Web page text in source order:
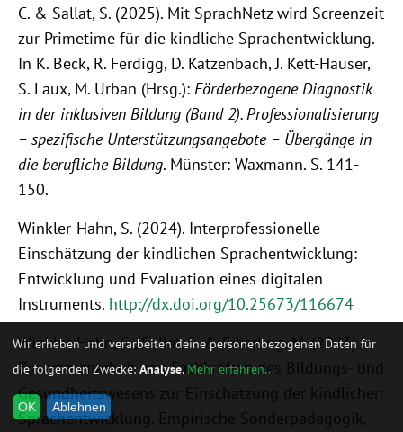
C. & Sallat, S. (2025). Mit SprachNetz wird Screenzeit
zur Primetime für die kindliche Sprachentwicklung.
In K. Beck, R. Ferdigg, D. Katzenbach, J. Kett-Hauser,
S. Laux, M. Urban (Hrsg.): Förderbezogene Diagnostik
in der inklusiven Bildung (Band 2). Professionalisierung
– spezifische Unterstützungsangebote – Übergänge in
die berufliche Bildung. Münster: Waxmann. S. 141-
150.
Winkler-Hahn, S. (2024). Interprofessionelle
Einschätzung der kindlichen Sprachentwicklung:
Entwicklung und Evaluation eines digitalen
Instruments. http://dx.doi.org/10.25673/116674
Winkler-Hahn, S., Sallat, S. & Eikerling, M. (2023).
Zusammenarbeit von Fachkräften des Bildungs- und
Gesundheitswesens zur Einschätzung der kindlichen
Sprachentwicklung. Empirische Sonderpädagogik,
Wir erheben und verarbeiten deine personenbezogenen Daten für
die folgenden Zwecke: Analyse.Mehr erfahren...
OK Ablehnen